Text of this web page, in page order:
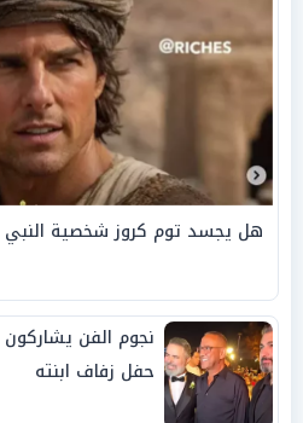
هل يجسد توم كروز شخصية النبي
نجوم الفن
حفل زفاف ابنته